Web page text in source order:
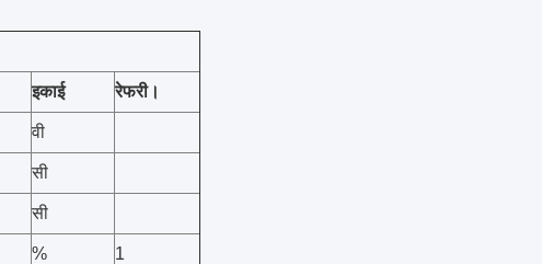
इकाई रेफरी।
वी
सी
सी
% 1